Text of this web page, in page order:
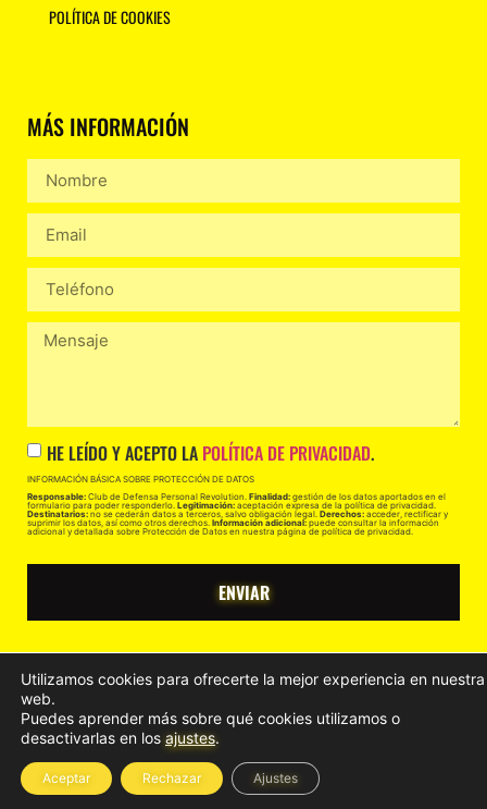
POLÍTICA DE COOKIES
MÁS INFORMACIÓN
HE LEÍDO Y ACEPTO LA POLÍTICA DE PRIVACIDAD.
INFORMACIÓN BÁSICA SOBRE PROTECCIÓN DE DATOS
Responsable: Club de Defensa Personal Revolution. Finalidad: gestión de los datos aportados en el
formulario para poder responderlo. Legitimación: aceptación expresa de la política de privacidad.
Destinatarios: no se cederán datos a terceros, salvo obligación legal. Derechos: acceder, rectificar y
suprimir los datos, así como otros derechos. Información adicional: puede consultar la información
adicional y detallada sobre Protección de Datos en nuestra página de política de privacidad.
ENVIAR
Utilizamos cookies para ofrecerte la mejor experiencia en nuestra
web.
Puedes aprender más sobre qué cookies utilizamos o
desactivarlas en los ajustes.
Aceptar Rechazar Ajustes